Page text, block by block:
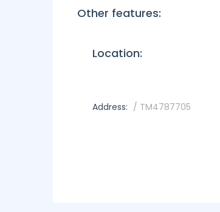
Other features:
Location:
Address: / TM4787705